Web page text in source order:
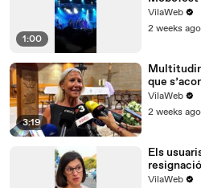
1:00
VilaWeb
2 weeks ago
3:19
que
Riba
VilaWeb
2 weeks ago
Els
l'esvoranc
VilaWeb